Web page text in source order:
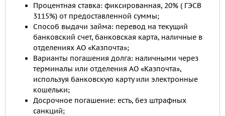
Процентная ставка: фиксированная, 20% ( ГЭСВ
3115%) от предоставленной суммы;
Способ выдачи займа: перевод на текущий
банковский счет, банковская карта, наличные в
отделениях АО «Казпочта»;
Варианты погашения долга: наличными через
терминалы или отделения АО «Казпочта»,
используя банковскую карту или электронные
кошельки;
Досрочное погашение: есть, без штрафных
санкций;